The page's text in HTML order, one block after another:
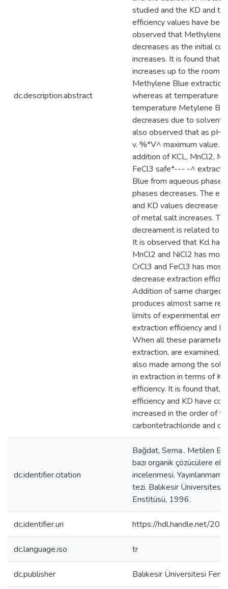
dc.description.abstract
studied and the KD and
efficiency values have
observed that Methylene
decreases as the initial
increases. It is found that
increases up to the room
Methylene Blue extraction
whereas at temperature
temperature Metylene
decreases due to solvent
also observed that as pH
v. %*V^ maximum value.
addition of KCL, MnCl2,
FeCl3 safe*--- -^
Blue from aqueous phase
phases decreases. The
and KD values decrease
of metal salt increases.
decreament is related to
It is observed that Kcl has
MnCl2 and NiCl2 has
CrCl3 and FeCl3 has
decrease extraction
Addition of same charged
produces almost same
limits of experimental
extraction efficiency and
When all these
extraction, are examined,
also made among the
in extraction in terms of
efficiency. It is found that,
efficiency and KD have
increased in the order of
carbontetrachloride and
dc.identifier.citation
Bağdat, Sema.. Metilen
bazı organik çözücülere
incelenmesi.
tezi. Balıkesir Üniversitesi
Enstitüsü, 1996.
dc.identifier.uri https://hdl.handle.net/
dc.language.iso tr
dc.publisher Balıkesir Üniversitesi Fen